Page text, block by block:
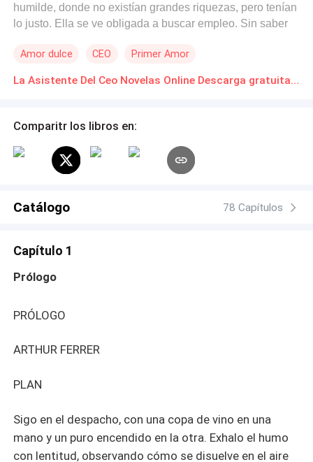
humilde, donde no existían grandes riquezas, pero tenían
lo justo. Ella se ve obligada a buscar empleo. Sin saber
conocer a su único y gran amor, pero también conocerá,
adversidades. Luchar contra todo pronóstico y contra la
contrato con una familias adineradas. Emiliano Ferrer
luchará por su primer amor y encontrará la manera de
destruir y romper el compromiso que su padre le impuso.
Amor dulce CEO Primer Amor
La Asistente Del Ceo Novelas Online Descarga gratuita de PDF
Comparitr los libros en:
Catálogo 78 Capítulos
Capítulo 1
Prólogo
PRÓLOGO
ARTHUR FERRER
PLAN
Sigo en el despacho, con una copa de vino en una
mano y un puro encendido en la otra. Exhalo el humo
con lentitud, observando cómo se disuelve en el aire